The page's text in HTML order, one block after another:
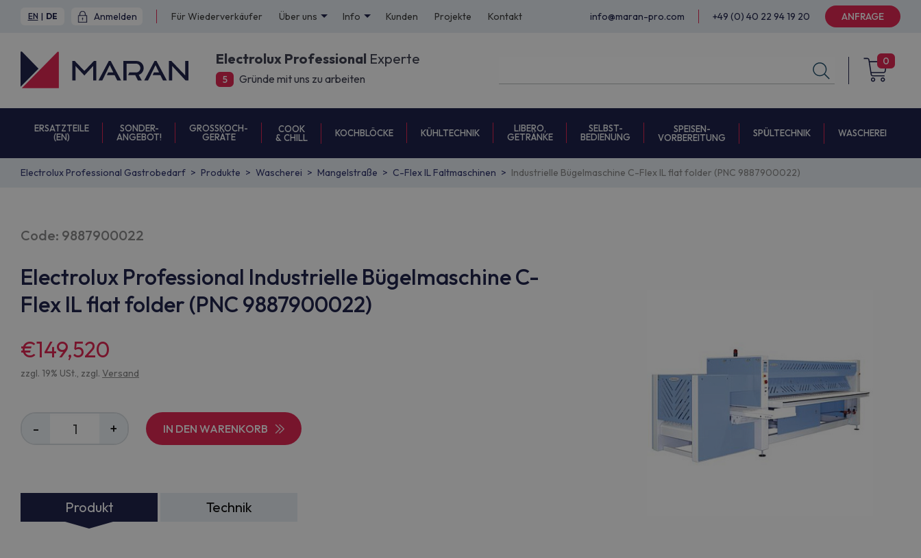
EN | DE Anmelden Für Wiederverkäufer Über uns Info Kunden Projekte Kontakt info@maran-pro.com +49 (0) 40 22 94 19 20 ANFRAGE
Electrolux Professional Experte
5 Gründe mit uns zu arbeiten
0
ERSATZTEILE
(EN)
SONDER-
ANGEBOT!
GROSSKOCH-
GERÄTE
COOK
& CHILL
KOCHBLÖCKE KÜHLTECHNIK
LIBERO,
GETRÄNKE
SELBST-
BEDIENUNG
SPEISEN-
VORBEREITUNG
SPÜLTECHNIK WASCHEREI
Electrolux Professional Gastrobedarf Produkte Wascherei Mangelstraße C-Flex IL Faltmaschinen Industrielle Bügelmaschine C-Flex IL flat folder (PNC 9887900022)
Code: 9887900022
Electrolux Professional Industrielle Bügelmaschine C-
Flex IL flat folder (PNC 9887900022)
€149,520
zzgl. 19% USt., zzgl. Versand
- + IN DEN WARENKORB
Produkt Technik